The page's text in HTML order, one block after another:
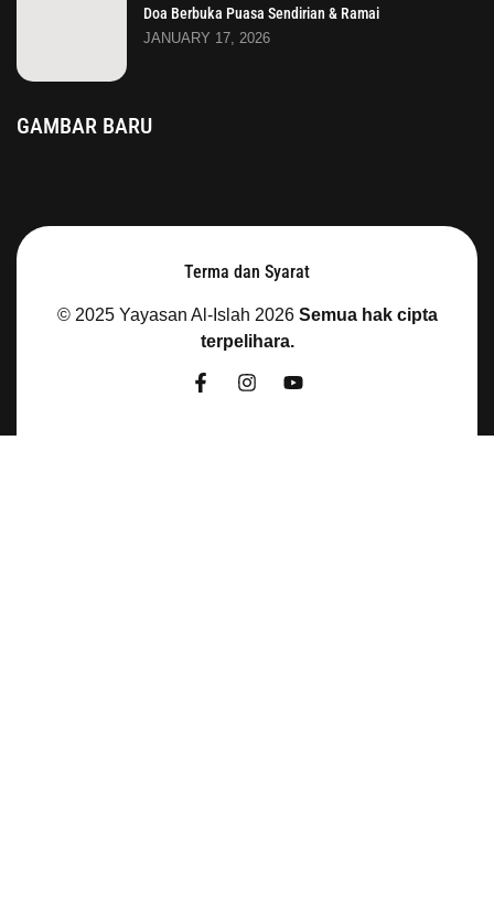
Doa Berbuka Puasa Sendirian & Ramai
JANUARY 17, 2026
GAMBAR BARU
Terma dan Syarat
© 2025 Yayasan Al-Islah 2026 Semua hak cipta
terpelihara.